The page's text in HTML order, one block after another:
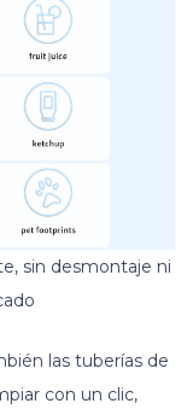
sin desmontaje ni
las tuberías de
con un clic,